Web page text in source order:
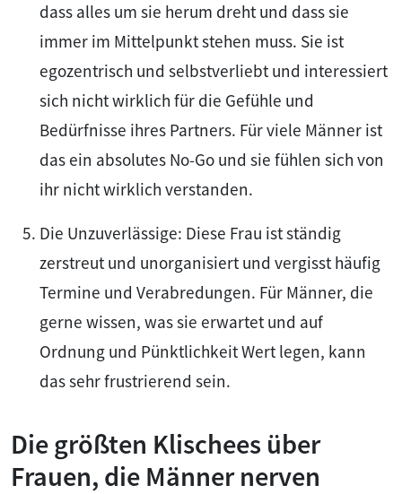
dass alles um sie herum dreht und dass sie
immer im Mittelpunkt stehen muss. Sie ist
egozentrisch und selbstverliebt und interessiert
sich nicht wirklich für die Gefühle und
Bedürfnisse ihres Partners. Für viele Männer ist
das ein absolutes No-Go und sie fühlen sich von
ihr nicht wirklich verstanden.
Die Unzuverlässige: Diese Frau ist ständig
zerstreut und unorganisiert und vergisst häufig
Termine und Verabredungen. Für Männer, die
gerne wissen, was sie erwartet und auf
Ordnung und Pünktlichkeit Wert legen, kann
das sehr frustrierend sein.
Die größten Klischees über
Frauen, die Männer nerven